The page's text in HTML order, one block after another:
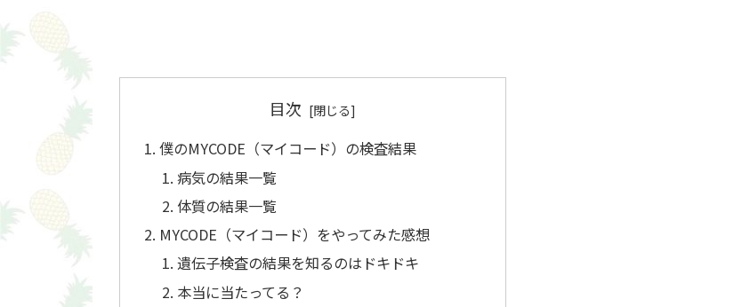
目次
僕のMYCODE（マイコード）の検査結果
病気の結果一覧
体質の結果一覧
MYCODE（マイコード）をやってみた感想
遺伝子検査の結果を知るのはドキドキ
本当に当たってる？